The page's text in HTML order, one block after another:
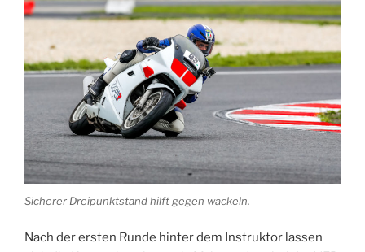
Sicherer Dreipunktstand hilft gegen wackeln.
Nach der ersten Runde hinter dem Instruktor lassen